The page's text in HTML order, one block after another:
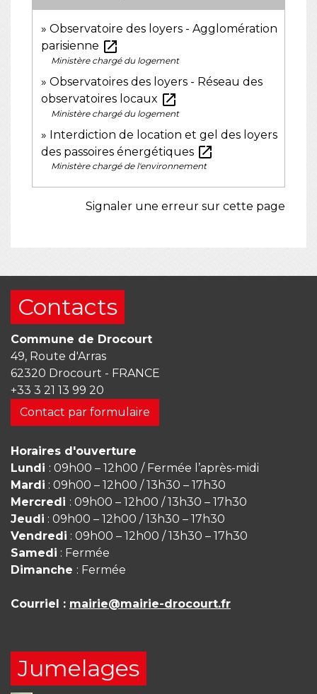
Observatoire des loyers - Agglomération
parisienne open_in_new
Ministère chargé du logement
Observatoires des loyers - Réseau des
observatoires locaux open_in_new
Ministère chargé du logement
Interdiction de location et gel des loyers
des passoires énergétiques open_in_new
Ministère chargé de l'environnement
Signaler une erreur sur cette page
Contacts
Commune de Drocourt
49, Route d'Arras
62320 Drocourt - FRANCE
+33 3 21 13 99 20
Contact par formulaire
Horaires d'ouverture
Lundi : 09h00 – 12h00 / Fermée l’après-midi
Mardi : 09h00 – 12h00 / 13h30 – 17h30
Mercredi : 09h00 – 12h00 / 13h30 – 17h30
Jeudi : 09h00 – 12h00 / 13h30 – 17h30
Vendredi : 09h00 – 12h00 / 13h30 – 17h30
Samedi : Fermée
Dimanche : Fermée
Courriel : mairie@mairie-drocourt.fr
Jumelages